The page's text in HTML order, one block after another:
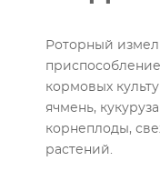
Роторный
кормовых
ячмень,
корнеплоды,
растений.